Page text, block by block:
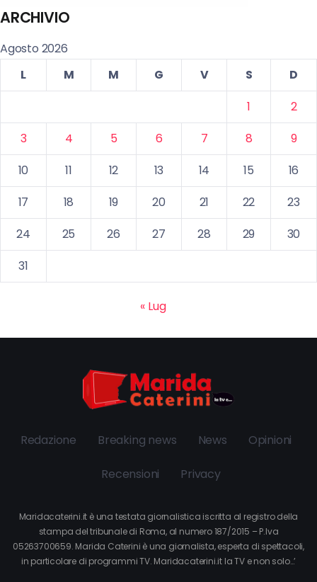
ARCHIVIO
Agosto 2026
L
M M G V S
D
1
2
3
4 5 6 7 8
9
10
11 12 13 14 15
16
17
18 19 20 21 22
23
24
25 26 27 28 29
30
31
« Lug
Redazione Breaking news News Opinioni
Recensioni Privacy
Maridacaterini.it è una testata giornalistica iscritta al registro della
stampa del tribunale di Roma, al numero 187/2015 – P.Iva
05263700659. Marida Caterini è una giornalista, esperta di spettacoli,
in particolare di programmi TV. Maridacaterini.it la TV e non solo…’